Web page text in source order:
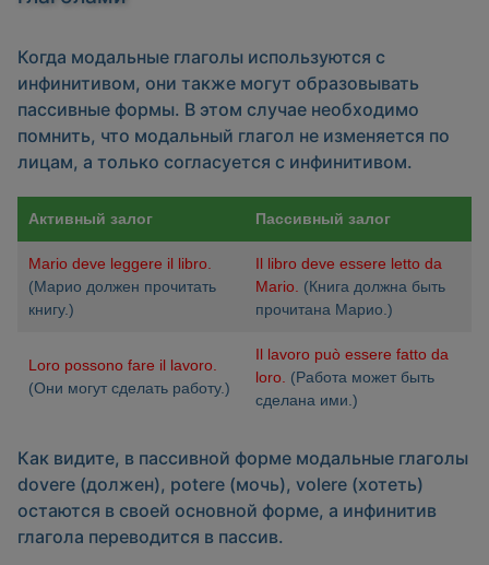
Когда модальные глаголы используются с
инфинитивом, они также могут образовывать
пассивные формы. В этом случае необходимо
помнить, что модальный глагол не изменяется по
лицам, а только согласуется с инфинитивом.
Активный залог Пассивный залог
Mario deve leggere il libro.
(Марио должен прочитать
книгу.)
Il libro deve essere letto da
Mario. (Книга должна быть
прочитана Марио.)
Loro possono fare il lavoro.
(Они могут сделать работу.)
Il lavoro può essere fatto da
loro. (Работа может быть
сделана ими.)
Как видите, в пассивной форме модальные глаголы
dovere (должен), potere (мочь), volere (хотеть)
остаются в своей основной форме, а инфинитив
глагола переводится в пассив.